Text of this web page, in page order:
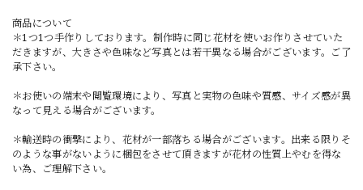
商品について
＊1つ1つ手作りしております。制作時に同じ花材を使いお作りさせていた
だきますが、大きさや色味など写真とは若干異なる場合がございます。ご了
承下さい。
＊お使いの端末や閲覧環境により、写真と実物の色味や質感、サイズ感が異
なって見える場合がございます。
＊輸送時の衝撃により、花材が一部落ちる場合がございます。出来る限りそ
のような事がないように梱包をさせて頂きますが花材の性質上やむを得な
い為、ご理解下さい。